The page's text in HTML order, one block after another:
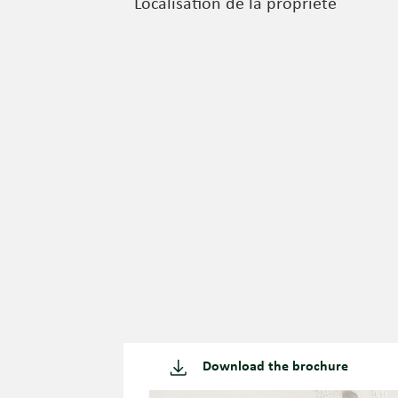
Localisation de la propriété
Download the brochure